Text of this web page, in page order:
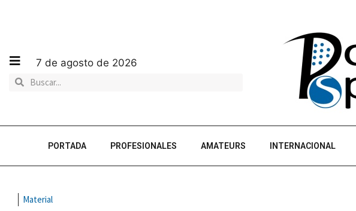
7 de agosto de 2026
PORTADA PROFESIONALES AMATEURS INTERNACIONAL
Material